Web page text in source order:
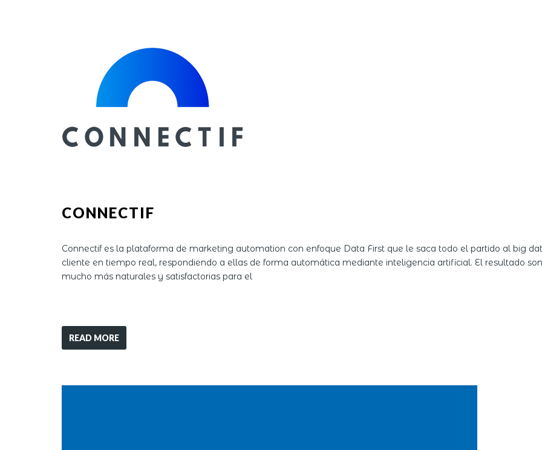
CONNECTIF
Connectif es la plataforma de marketing automation con enfoque Data First que le saca todo el partido al big
cliente en tiempo real, respondiendo a ellas de forma automática mediante inteligencia artificial. El resultado
mucho más naturales y satisfactorias para el
READ MORE